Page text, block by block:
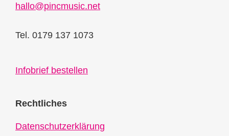
hallo@pincmusic.net
Tel. 0179 137 1073
Infobrief bestellen
Rechtliches
Datenschutzerklärung